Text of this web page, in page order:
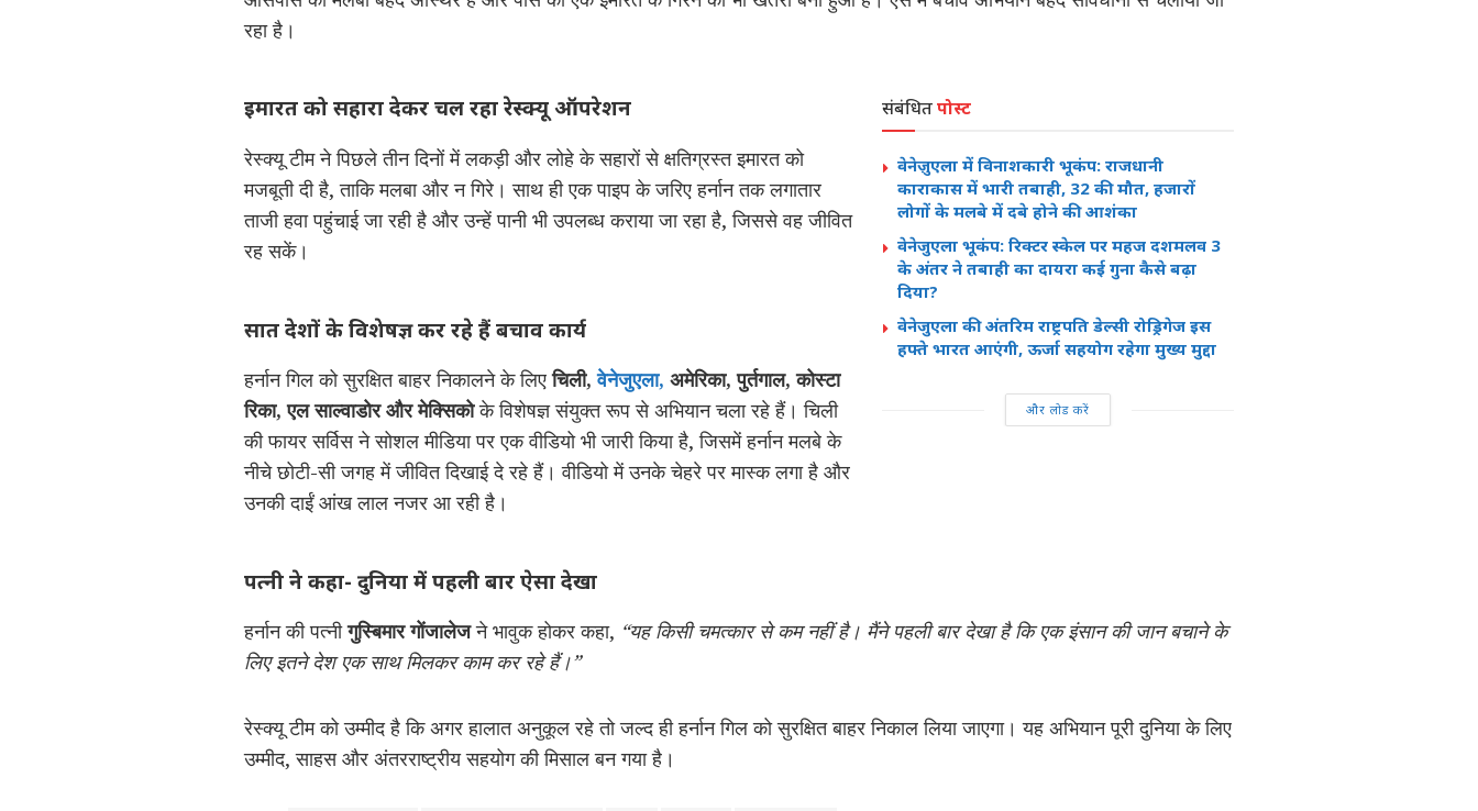
रहा है।
संबंधितपोस्ट
वेनेज़ुएला में विनाशकारी भूकंप: राजधानी
काराकास में भारी तबाही, 32 की मौत, हजारों
लोगों के मलबे में दबे होने की आशंका
वेनेजुएला भूकंप: रिक्टर स्केल पर महज दशमलव 3
के अंतर ने तबाही का दायरा कई गुना कैसे बढ़ा
दिया?
वेनेजुएला की अंतरिम राष्ट्रपति डेल्सी रोड्रिगेज इस
हफ्ते भारत आएंगी, ऊर्जा सहयोग रहेगा मुख्य मुद्दा
और लोड करें
इमारत को सहारा देकर चल रहा रेस्क्यू ऑपरेशन
रेस्क्यू टीम ने पिछले तीन दिनों में लकड़ी और लोहे के सहारों से क्षतिग्रस्त इमारत को
मजबूती दी है, ताकि मलबा और न गिरे। साथ ही एक पाइप के जरिए हर्नान तक लगातार
ताजी हवा पहुंचाई जा रही है और उन्हें पानी भी उपलब्ध कराया जा रहा है, जिससे वह जीवित
रह सकें।
सात देशों के विशेषज्ञ कर रहे हैं बचाव कार्य
हर्नान गिल को सुरक्षित बाहर निकालने के लिएचिली, वेनेजुएला, अमेरिका, पुर्तगाल, कोस्टा
रिका, एल साल्वाडोर और मेक्सिकोके विशेषज्ञ संयुक्त रूप से अभियान चला रहे हैं। चिली
की फायर सर्विस ने सोशल मीडिया पर एक वीडियो भी जारी किया है, जिसमें हर्नान मलबे के
नीचे छोटी-सी जगह में जीवित दिखाई दे रहे हैं। वीडियो में उनके चेहरे पर मास्क लगा है और
उनकी दाईं आंख लाल नजर आ रही है।
पत्नी ने कहा- दुनिया में पहली बार ऐसा देखा
हर्नान की पत्नीगुस्बिमार गोंजालेजने भावुक होकर कहा, “यह किसी चमत्कार से कम नहीं है। मैंने पहली बार देखा है कि एक इंसान की जान बचाने के
लिए इतने देश एक साथ मिलकर काम कर रहे हैं।”
रेस्क्यू टीम को उम्मीद है कि अगर हालात अनुकूल रहे तो जल्द ही हर्नान गिल को सुरक्षित बाहर निकाल लिया जाएगा। यह अभियान पूरी दुनिया के लिए
उम्मीद, साहस और अंतरराष्ट्रीय सहयोग की मिसाल बन गया है।